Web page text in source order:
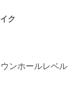
ク
ンホールレベル